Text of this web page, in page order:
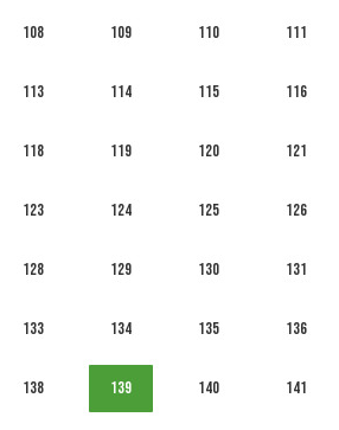
108 109 110 111
113 114 115 116
118 119 120 121
123 124 125 126
128 129 130 131
133 134 135 136
138 139 140 141